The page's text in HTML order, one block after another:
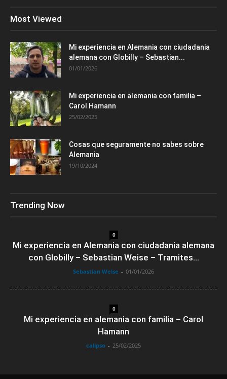
Most Viewed
Mi experiencia en Alemania con ciudadania
alemana con Globilly – Sebastian...
01/01/2026
Mi experiencia en alemania con familia –
Carol Hamann
25/02/2025
Cosas que seguramente no sabes sobre
Alemania
19/10/2024
Trending Now
0
Mi experiencia en Alemania con ciudadania alemana
con Globilly – Sebastian Weise – Tramites...
Sebastian Weise - 01/01/2026
0
Mi experiencia en alemania con familia – Carol
Hamann
calipso - 25/02/2025